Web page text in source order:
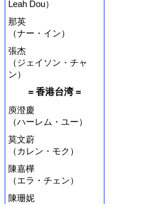
Leah Dou）
那英
（ナー・イン）
張杰
（ジェイソン・チャ
ン）
= 香港台湾 =
庾澄慶
（ハーレム・ユー）
莫文蔚
（カレン・モク）
陳嘉樺
（エラ・チェン）
陳珊妮